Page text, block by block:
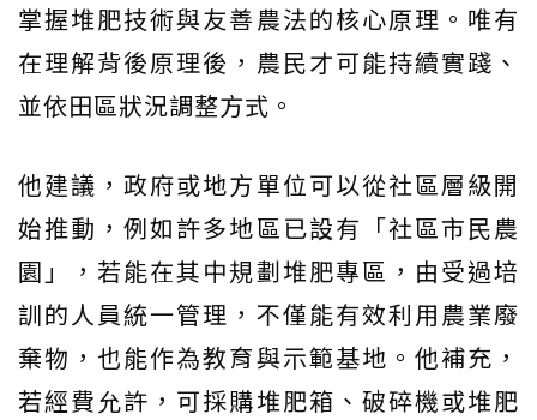
掌握堆肥技術與友善農法的核心原理。唯有
在理解背後原理後，農民才可能持續實踐、
並依田區狀況調整方式。
他建議，政府或地方單位可以從社區層級開
始推動，例如許多地區已設有「社區市民農
園」，若能在其中規劃堆肥專區，由受過培
訓的人員統一管理，不僅能有效利用農業廢
棄物，也能作為教育與示範基地。他補充，
若經費允許，可採購堆肥箱、破碎機或堆肥